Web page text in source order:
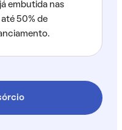
embutida nas
até 50% de